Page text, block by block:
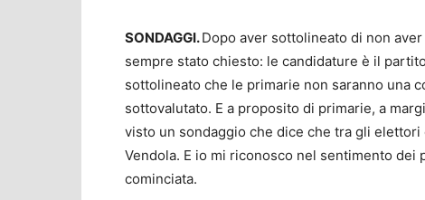
SONDAGGI.Dopo aver sottolineato di non
sempre stato chiesto: le candidature è il
sottolineato che le primarie non saranno una
sottovalutato. E a proposito di primarie, a
visto un sondaggio che dice che tra gli
Vendola. E io mi riconosco nel sentimento dei
cominciata.